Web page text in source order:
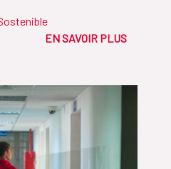
EN SAVOIR PLUS